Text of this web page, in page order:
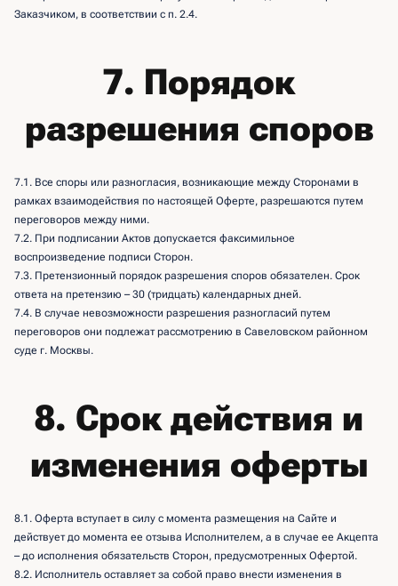
Заказчиком, в соответствии с п. 2.4.
7. Порядок
разрешения споров
7.1. Все споры или разногласия, возникающие между Сторонами в
рамках взаимодействия по настоящей Оферте, разрешаются путем
переговоров между ними.
7.2. При подписании Актов допускается факсимильное
воспроизведение подписи Сторон.
7.3. Претензионный порядок разрешения споров обязателен. Срок
ответа на претензию – 30 (тридцать) календарных дней.
7.4. В случае невозможности разрешения разногласий путем
переговоров они подлежат рассмотрению в Савеловском районном
суде г. Москвы.
8. Срок действия и
изменения оферты
8.1. Оферта вступает в силу с момента размещения на Сайте и
действует до момента ее отзыва Исполнителем, а в случае ее Акцепта
– до исполнения обязательств Сторон, предусмотренных Офертой.
8.2. Исполнитель оставляет за собой право внести изменения в